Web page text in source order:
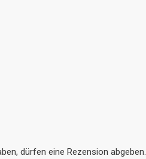
dürfen eine Rezension abgeben.